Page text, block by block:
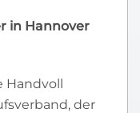
in Hannover
Handvoll
der